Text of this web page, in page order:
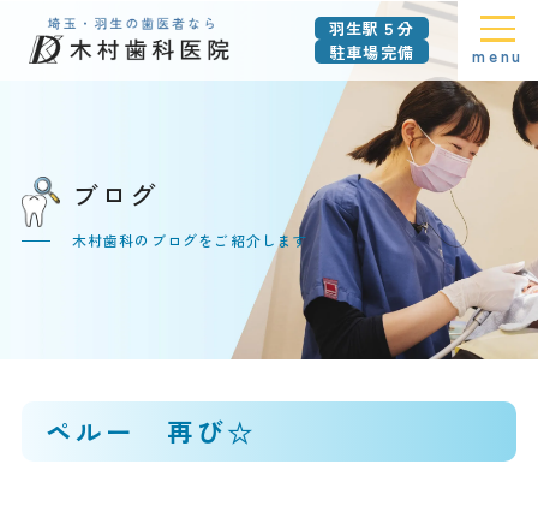
羽生駅５分
駐車場完備
menu
ブログ
木村歯科のブログをご紹介します
ペルー 再び☆